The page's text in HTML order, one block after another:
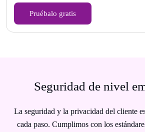
Pruébalo gratis
Seguridad de nivel
La seguridad y la privacidad del cliente
cada paso. Cumplimos con los